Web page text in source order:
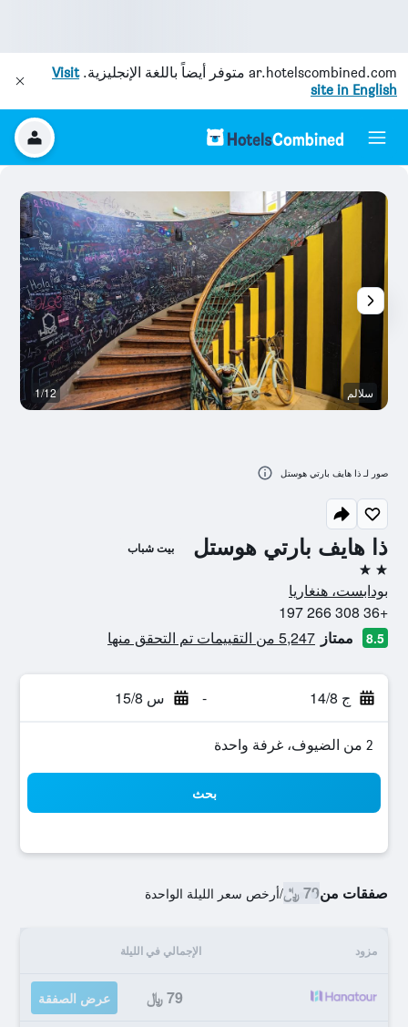
ar.hotelscombined.com متوفر أيضاً باللغة الإنجليزية.Visit
site in English
ذا هايف بارتي هوستل بيت شباب
2 نجمتين
بودابست، هنغاريا
+36 308 266 197
8.5 ممتاز 5,247 من التقييمات تم التحقق منها
ج 14/8 - س 15/8
2 من الضيوف، غرفة واحدة
بحث
صفقات من79 ﷼ /أرخص سعر الليلة الواحدة
مزود الإجمالي في الليلة
79 ﷼ عرض الصفقة
سلالم 1/12
صور لـ ذا هايف بارتي هوستل